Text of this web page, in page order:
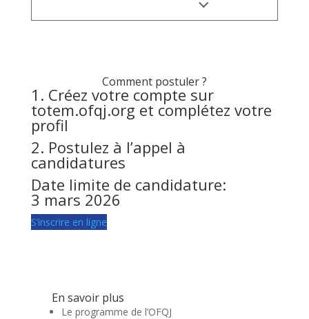
Comment postuler ?
1. Créez votre compte sur
totem.ofqj.org et complétez votre
profil
2. Postulez à l’appel à
candidatures
Date limite de candidature:
3 mars 2026
S’inscrire en ligne
En savoir plus
Le programme de l’OFQJ